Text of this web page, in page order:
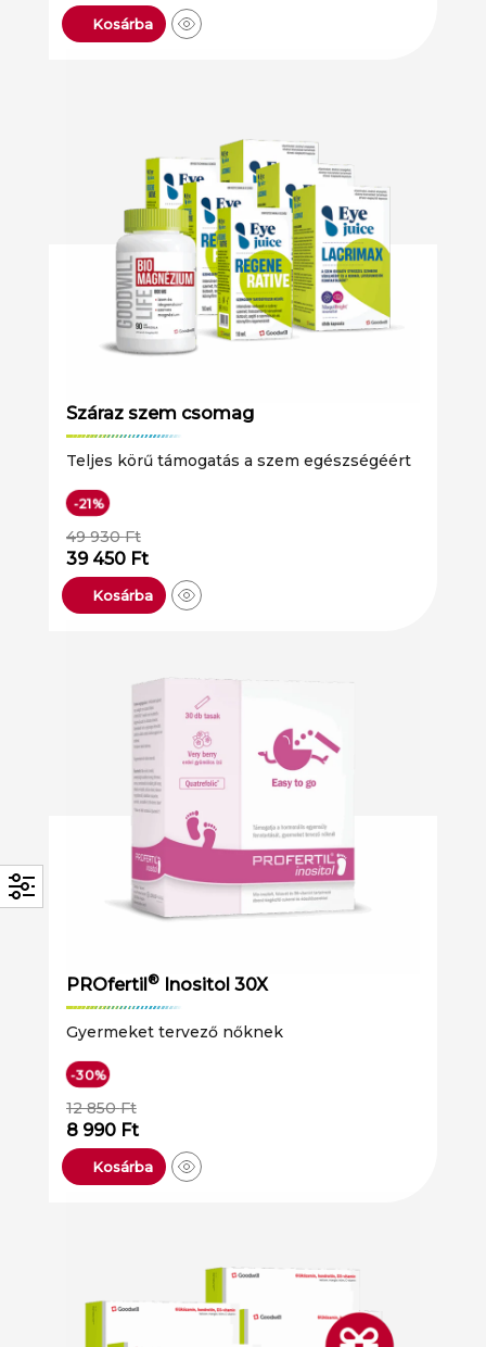
Kosárba
Száraz szem csomag
Teljes körű támogatás a szem egészségéért
-21%
49 930Ft
39 450 Ft
Kosárba
PROfertil ®Inositol 30X
Gyermeket tervező nőknek
-30%
12 850Ft
8 990 Ft
Kosárba